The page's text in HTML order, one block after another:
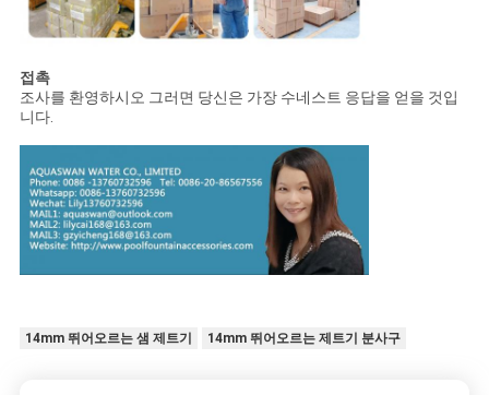
접촉
조사를 환영하시오 그러면 당신은 가장 수네스트 응답을 얻을 것입
니다.
14mm 뛰어오르는 샘 제트기 14mm 뛰어오르는 제트기 분사구